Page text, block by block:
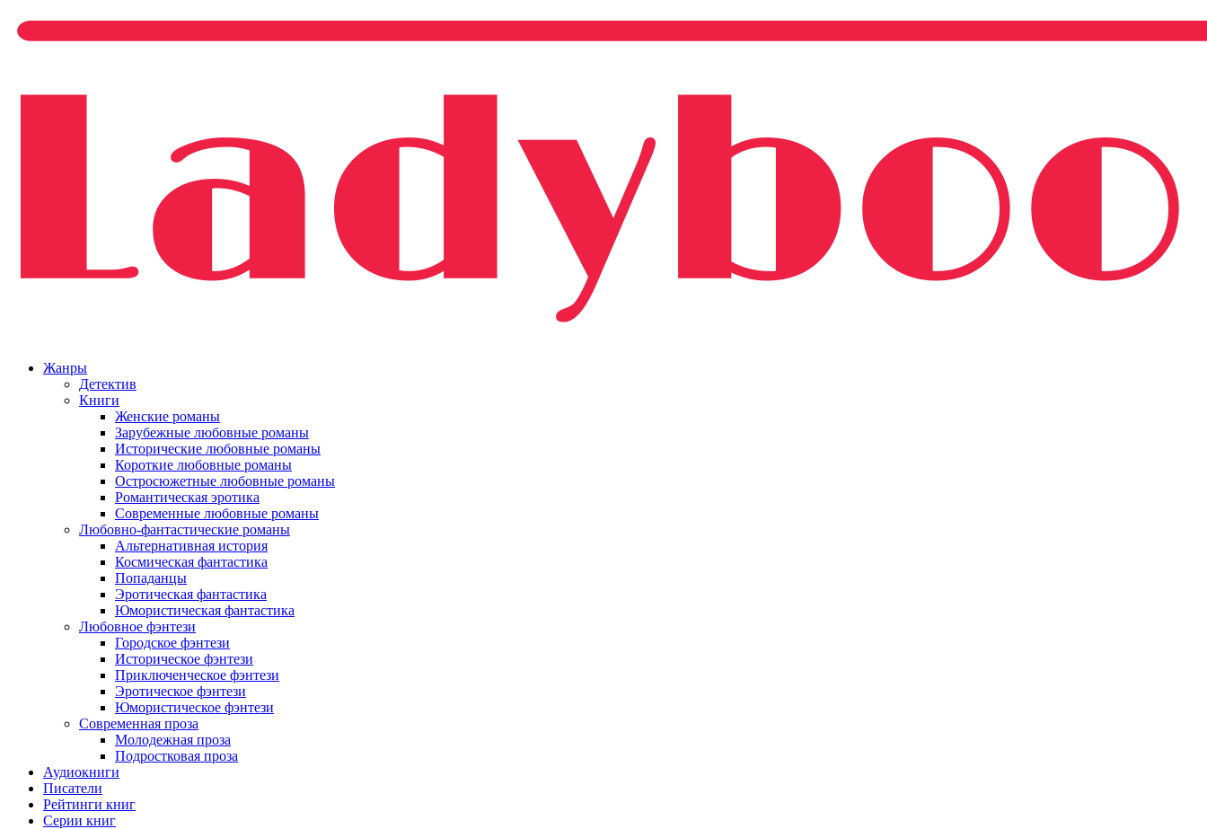
Жанры
Детектив
Книги
Женские романы
Зарубежные любовные романы
Исторические любовные романы
Короткие любовные романы
Остросюжетные любовные романы
Романтическая эротика
Современные любовные романы
Любовно-фантастические романы
Альтернативная история
Космическая фантастика
Попаданцы
Эротическая фантастика
Юмористическая фантастика
Любовное фэнтези
Городское фэнтези
Историческое фэнтези
Приключенческое фэнтези
Эротическое фэнтези
Юмористическое фэнтези
Современная проза
Молодежная проза
Подростковая проза
Аудиокниги
Писатели
Рейтинги книг
Серии книг